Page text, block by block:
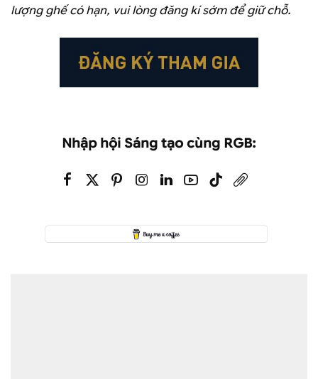
lượng ghế có hạn, vui lòng đăng kí sớm để giữ chỗ.
Nhập hội Sáng tạo cùng RGB: